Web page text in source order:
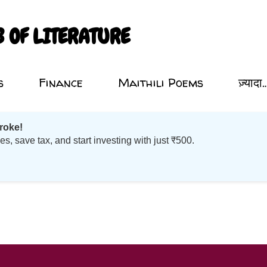
LITERATURE
Finance Maithili Poems
save tax, and start investing with just ₹500.